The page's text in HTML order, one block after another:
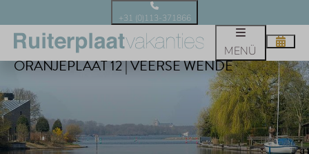
+31 (0)113-371866
MENÜ
ORANJEPLAAT 12 | VEERSE WENDE